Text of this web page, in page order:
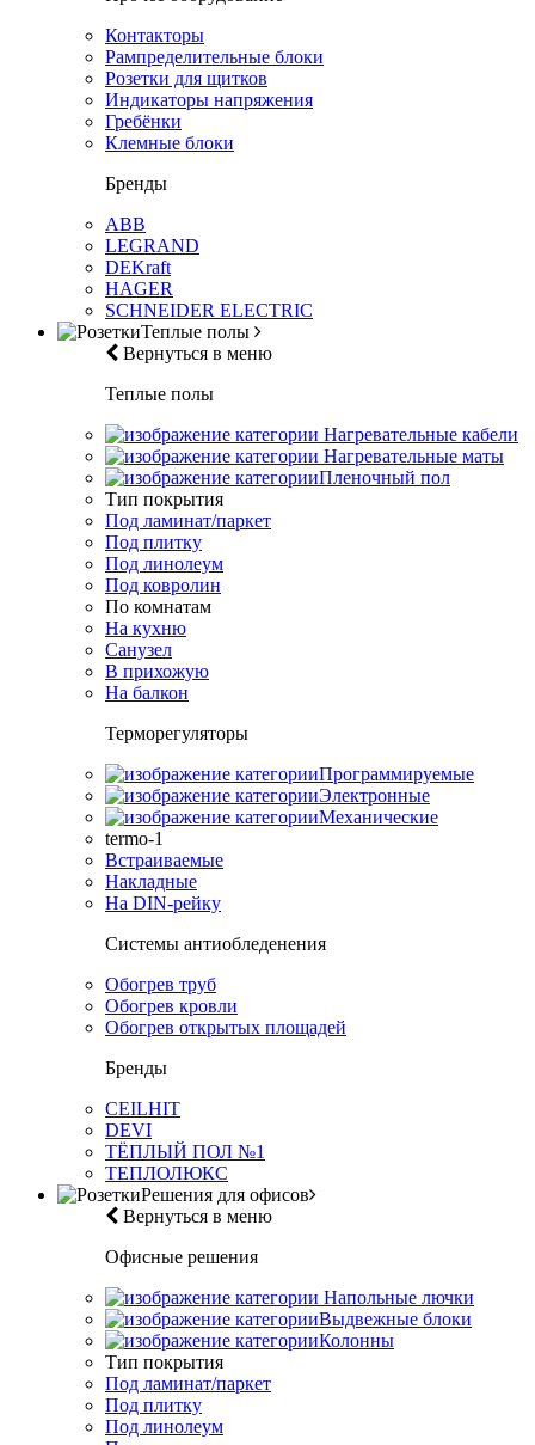
Контакторы
Рампределительные блоки
Розетки для щитков
Индикаторы напряжения
Гребёнки
Клемные блоки
Бренды
ABB
LEGRAND
DEKraft
HAGER
SCHNEIDER ELECTRIC
Теплые полы
Вернуться в меню
Теплые полы
Нагревательные кабели
Нагревательные маты
Пленочный пол
Тип покрытия
Под ламинат/паркет
Под плитку
Под линолеум
Под ковролин
По комнатам
На кухню
Санузел
В прихожую
На балкон
Терморегуляторы
Программируемые
Электронные
Механические
termo-1
Встраиваемые
Накладные
На DIN-рейку
Системы антиобледенения
Обогрев труб
Обогрев кровли
Обогрев открытых площадей
Бренды
CEILHIT
DEVI
ТЁПЛЫЙ ПОЛ №1
ТЕПЛОЛЮКС
Решения для офисов
Вернуться в меню
Офисные решения
Напольные лючки
Выдвежные блоки
Колонны
Тип покрытия
Под ламинат/паркет
Под плитку
Под линолеум